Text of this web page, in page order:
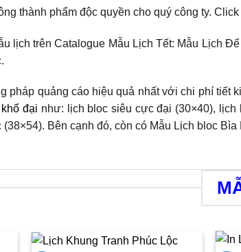
thành phẩm độc quyền cho quý công ty.
lịch trên Catalogue Mẫu Lịch Tết: Mẫu Lịch
pháp quảng cáo hiệu quả nhất với chi phí tiết
đại như: lịch bloc siêu cực đại (30×40), lịch
Bên cạnh đó, còn có Mẫu Lịch bloc Bìa